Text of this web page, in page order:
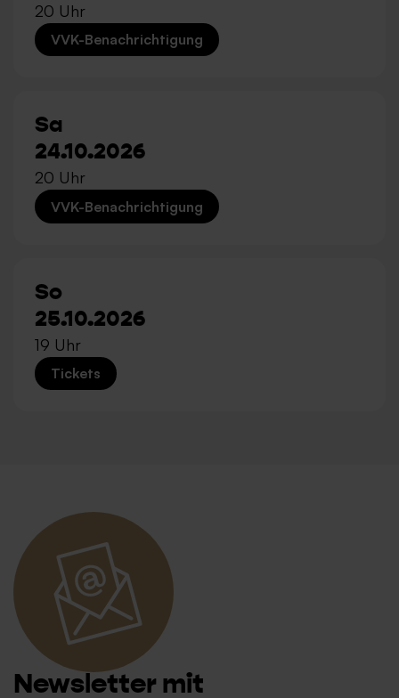
20 Uhr
VVK-Benachrichtigung
Sa
24.10.2026
20 Uhr
VVK-Benachrichtigung
So
25.10.2026
19 Uhr
Tickets
Newsletter mit